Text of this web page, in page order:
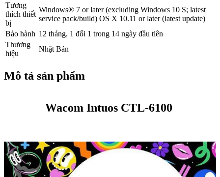
Tương
thích thiết
bị
Windows® 7 or later (excluding Windows 10 S; latest
service pack/build) OS X 10.11 or later (latest update)
Bảo hành 12 tháng, 1 đổi 1 trong 14 ngày đầu tiên
Thương
hiệu
Nhật Bản
Mô tả sản phẩm
Wacom Intuos CTL-6100